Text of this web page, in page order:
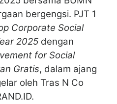
bergengsi. PJT 1
Corporate Social
2025 dengan
for Social
Gratis, dalam ajang
oleh Tras N Co